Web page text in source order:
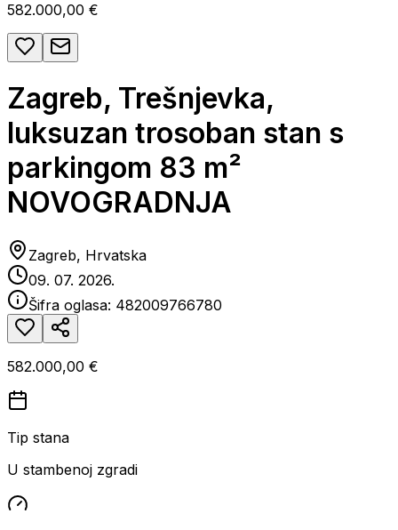
582.000,00 €
Zagreb, Trešnjevka,
luksuzan trosoban stan s
parkingom 83 m²
NOVOGRADNJA
Zagreb, Hrvatska
09. 07. 2026.
Šifra oglasa: 482009766780
582.000,00 €
Tip stana
U stambenoj zgradi